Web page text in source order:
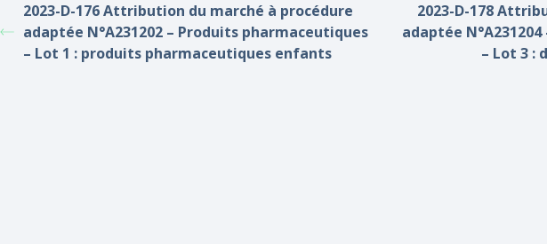
2023-D-176 Attribution du marché à procédure
adaptée N°A231202 – Produits pharmaceutiques
– Lot 1 : produits pharmaceutiques enfants
2023-D-178
adaptée
– Lot 3 :